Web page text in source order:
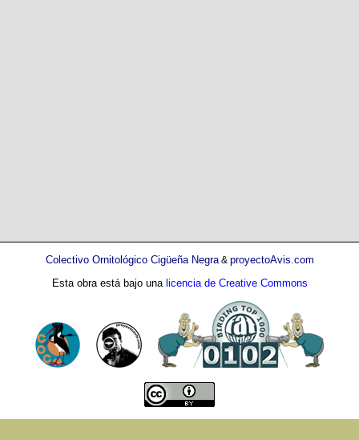
Colectivo Ornitológico Cigüeña Negra& proyectoAvis.com
Esta obra está bajo una licencia de Creative Commons